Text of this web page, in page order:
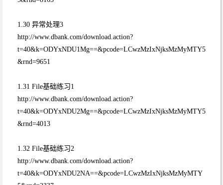
1.30 异常处理3
http://www.dbank.com/download.action?
t=40&k=ODYxNDU1Mg==&pcode=LCwzMzIxNjksMzMyMTY5
&rnd=9651
1.31 File基础练习1
http://www.dbank.com/download.action?
t=40&k=ODYxNDU2Mg==&pcode=LCwzMzIxNjksMzMyMTY5
&rnd=4013
1.32 File基础练习2
http://www.dbank.com/download.action?
t=40&k=ODYxNDU2NA==&pcode=LCwzMzIxNjksMzMyMTY